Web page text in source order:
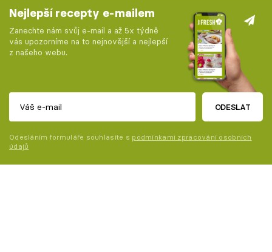
Nejlepší recepty e-mailem
Zanechte nám svůj e-mail a až 5x týdně
vás upozorníme na to nejnovější a nejlepší
z našeho webu.
ODESLAT
Odesláním formuláře souhlasíte s podmínkami zpracování osobních
údajů